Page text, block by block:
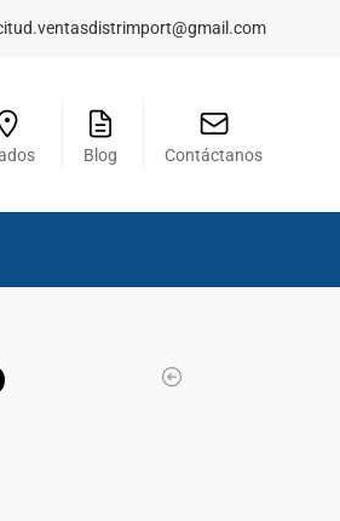
Blog Contáctanos